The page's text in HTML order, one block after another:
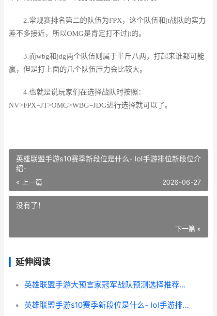
2.常规赛排名第二的队伍为FPX，这个队伍和jt战队的实力
差不多接近，所以OMG是肯定打不过jt的。
3.而wbg和jdg两个队伍则属于半斤八两，打起来谁都可能
赢，但是打上面的几个队伍压力会比较大。
4.也就是说玩家们在选择战队时按照：
NV>FPX=JT>OMG>WBG=JDG进行选择就可以了。
英雄联盟手游s10赛季新段位是什么- lol手游排位新段位介
绍-
« 上一篇 2026-06-27
没有了！
下一篇 »
延伸阅读
英雄联盟手游大预言家冠军战队预测选择推荐攻略
英雄联盟手游s10赛季新段位是什么- lol手游排位新段位介绍-